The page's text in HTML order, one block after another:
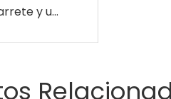
Cómo elegir un carrete y un carrito para manguera de jardín: la guía definitiva para el comprador de balcones pequeños y jardines de villas grandes